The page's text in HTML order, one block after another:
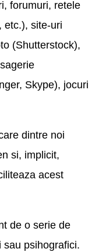
forumuri, retele
etc.), site-uri
(Shutterstock),
Skype), jocuri
dintre noi
si, implicit,
acest
de o serie de
sau psihografici.